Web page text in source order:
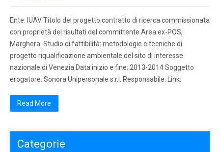
Ente: IUAV Titolo del progetto:contratto di ricerca commissionata
con proprietà dei risultati del committente Area ex-POS,
Marghera. Studio di fattibilità: metodologie e tecniche di
progetto riqualificazione ambientale del sito di interesse
nazionale di Venezia Data inizio e fine: 2013-2014 Soggetto
erogatore: Sonora Unipersonale s.r.l. Responsabile: Link:
Read More
Categorie